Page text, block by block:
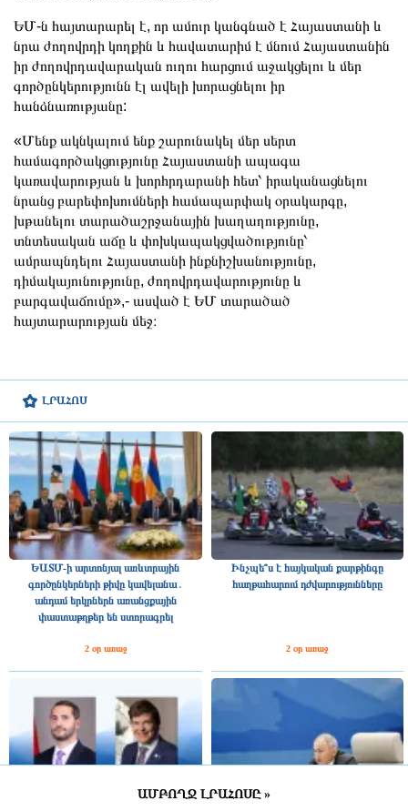
ԼՐԱՀՈՍ
ԵԱՏՄ-ի արտոնյալ առևտրային
գործընկերների թիվը կավելանա․
անդամ երկրներն առանցքային
փաստաթղթեր են ստորագրել
2 օր առաջ
Ինչպե՞ս է հայկական քարթինգը
հաղթահարում դժվարությունները
2 օր առաջ
ԱՄԲՈՂՋ ԼՐԱՀՈՍԸ »
ԵՄ-ն հայտարարել է, որ ամուր կանգնած է Հայաստանի և
նրա ժողովրդի կողքին և հավատարիմ է մնում Հայաստանին
իր ժողովրդավարական ուղու հարցում աջակցելու և մեր
գործընկերությունն էլ ավելի խորացնելու իր
հանձնառությանը:
«Մենք ակնկալում ենք շարունակել մեր սերտ
համագործակցությունը Հայաստանի ապագա
կառավարության և խորհրդարանի հետ՝ իրականացնելու
նրանց բարեփոխումների համապարփակ օրակարգը,
խթանելու տարածաշրջանային խաղաղությունը,
տնտեսական աճը և փոխկապակցվածությունը՝
ամրապնդելու Հայաստանի ինքնիշխանությունը,
դիմակայունությունը, ժողովրդավարությունը և
բարգավաճումը»,- ասված է ԵՄ տարածած
հայտարարության մեջ։